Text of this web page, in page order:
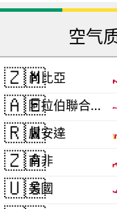
空气
🇿🇲尚比亞
🇦🇪 阿拉伯聯合大公國
🇷🇼盧安達
🇿🇦
南非
🇺🇸
美國